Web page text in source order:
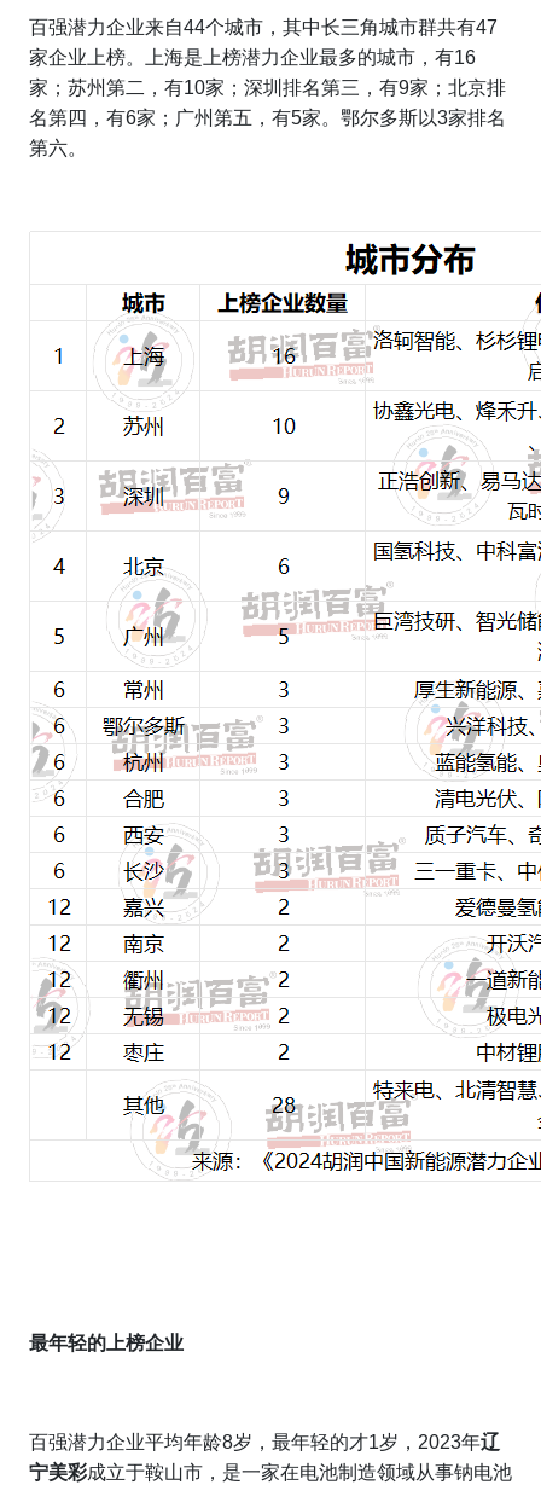
百强潜力企业来自44个城市，其中长三角城市群共有47
家企业上榜。上海是上榜潜力企业最多的城市，有16
家；苏州第二，有10家；深圳排名第三，有9家；北京排
名第四，有6家；广州第五，有5家。鄂尔多斯以3家排名
第六。
最年轻的上榜企业
百强潜力企业平均年龄8岁，最年轻的才1岁，2023年辽
宁美彩成立于鞍山市，是一家在电池制造领域从事钠电池